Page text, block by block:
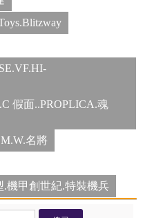
假面..PROPLICA.魂
名將
.機甲創世紀.特裝機兵